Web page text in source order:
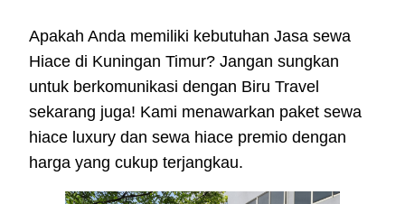
Apakah Anda memiliki kebutuhan Jasa sewa
Hiace di Kuningan Timur? Jangan sungkan
untuk berkomunikasi dengan Biru Travel
sekarang juga! Kami menawarkan paket sewa
hiace luxury dan sewa hiace premio dengan
harga yang cukup terjangkau.